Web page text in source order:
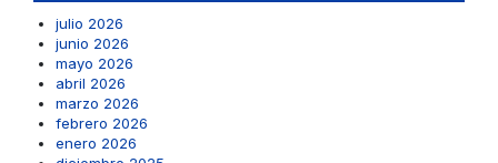
julio 2026
junio 2026
mayo 2026
abril 2026
marzo 2026
febrero 2026
enero 2026